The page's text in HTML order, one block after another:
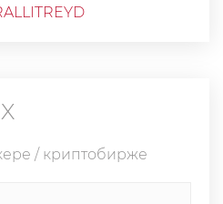
/ криптобирже